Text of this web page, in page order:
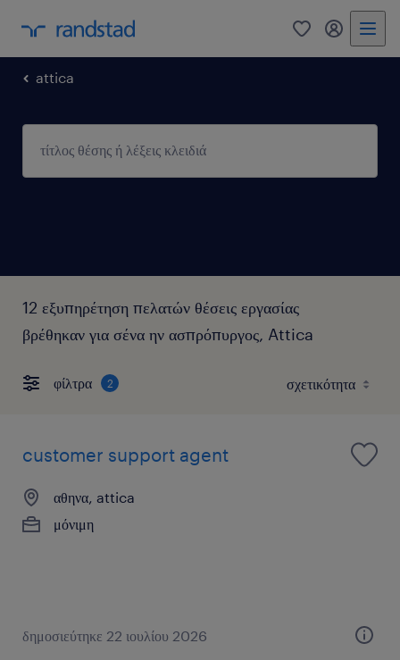
0 my
attica
12 εξυπηρέτηση πελατών θέσεις εργασίας
βρέθηκαν για σένα ην ασπρόπυργος, Attica
φίλτρα 2
customer support agent
αθηνα, attica
μόνιμη
δημοσιεύτηκε 22 ιουλίου 2026